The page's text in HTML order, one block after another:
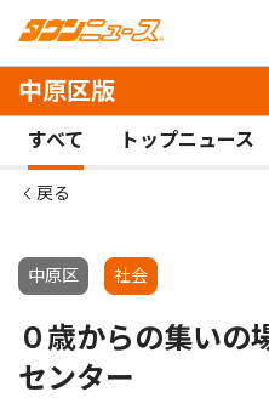
中原区版
すべて トップニュース
戻る
中原区 社会
０歳からの集いの
センター